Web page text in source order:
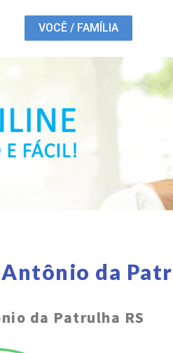
VOCÊ / FAMÍLIA
da
da Patrulha RS